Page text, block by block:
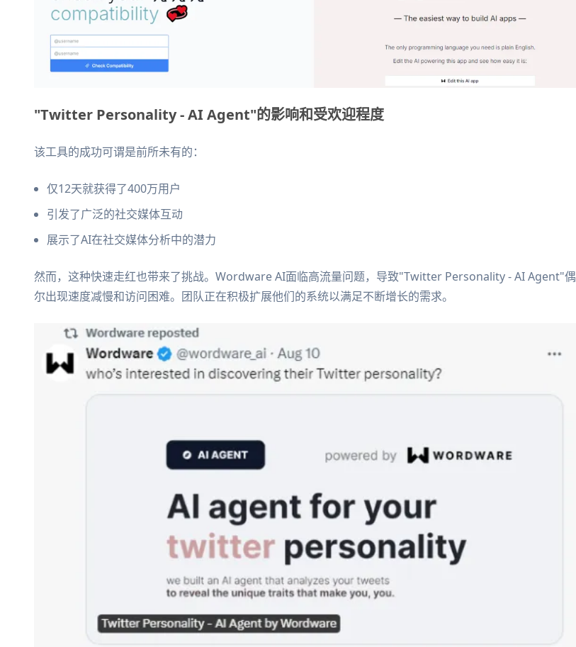
"Twitter Personality - AI Agent"的影响和受欢迎程度
该工具的成功可谓是前所未有的：
仅12天就获得了400万用户
引发了广泛的社交媒体互动
展示了AI在社交媒体分析中的潜力
然而，这种快速走红也带来了挑战。Wordware AI面临高流量问题，导致"Twitter Personality - AI Agent"偶
尔出现速度减慢和访问困难。团队正在积极扩展他们的系统以满足不断增长的需求。